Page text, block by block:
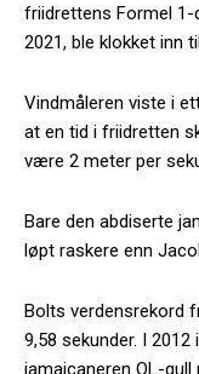
friidrettens Formel 1-
2021, ble klokket inn
Vindmåleren viste i
at en tid i friidretten
være 2 meter per
Bare den abdiserte
løpt raskere enn
Bolts verdensrekord
9,58 sekunder. I
jamaicaneren OL-gull